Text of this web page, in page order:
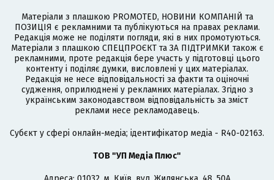
Матеріали з плашкою PROMOTED, НОВИНИ КОМПАНІЙ та
ПОЗИЦІЯ є рекламними та публікуються на правах реклами.
Редакція може не поділяти погляди, які в них промотуються.
Матеріали з плашкою СПЕЦПРОЄКТ та ЗА ПІДТРИМКИ також є
рекламними, проте редакція бере участь у підготовці цього
контенту і поділяє думки, висловлені у цих матеріалах.
Редакція не несе відповідальності за факти та оціночні
судження, оприлюднені у рекламних матеріалах. Згідно з
українським законодавством відповідальність за зміст
реклами несе рекламодавець.
Cубєкт у сфері онлайн-медіа; ідентифікатор медіа - R40-02163.
ТОВ "УП Медіа Плюс"